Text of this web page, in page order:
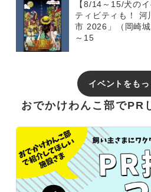
【8/14～15/犬の
ティビティも！ 河
市 2026」（岡崎
～15
イベントをもっ
おでかけわんこ部でPR